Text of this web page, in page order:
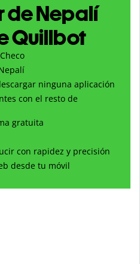
de Nepalí
Quillbot
ninguna aplicación
con el resto de
gratuita
con rapidez y precisión
desde tu móvil